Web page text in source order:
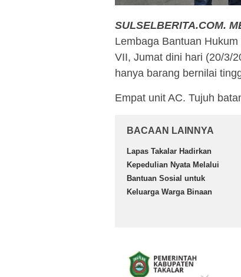
SULSELBERITA.COM.
Lembaga Bantuan
VII, Jumat dini hari (20/3/
hanya barang bernilai
Empat unit AC. Tujuh
BACAAN LAINNYA
Lapas Takalar Hadirkan
Kepedulian Nyata Melalui
Bantuan Sosial untuk
Keluarga Warga Binaan